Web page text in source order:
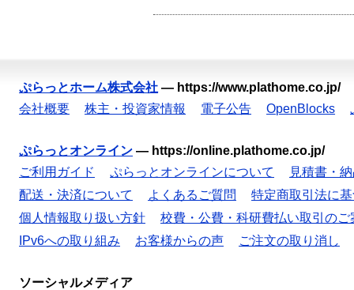
ぷらっとホーム株式会社 — https://www.plathome.co.jp/
会社概要
株主・投資家情報 電子公告 OpenBlocks
ぷらっとオンライン — https://online.plathome.co.jp/
ご利用ガイド
ぷらっとオンラインについて
見積書・
配送・決済について
よくあるご質問
特定商取引法に
個人情報取り扱い方針
校費・公費・科研費払い取引のご
IPv6への取り組み
お客様からの声 ご注文の取り消し
ソーシャルメディア